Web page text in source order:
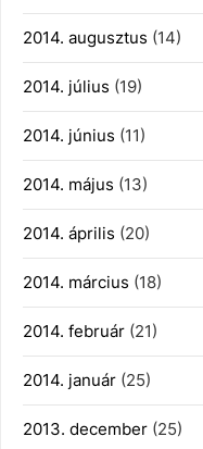
2014. augusztus (14)
2014. július (19)
2014. június (11)
2014. május (13)
2014. április (20)
2014. március (18)
2014. február (21)
2014. január (25)
2013. december (25)